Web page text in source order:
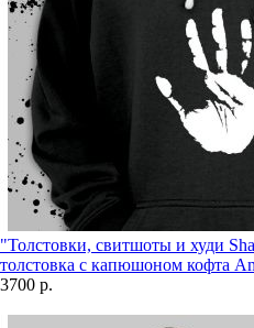
"Толстовки, свитшоты и худи
толстовка с капюшоном кофта
3700 р.